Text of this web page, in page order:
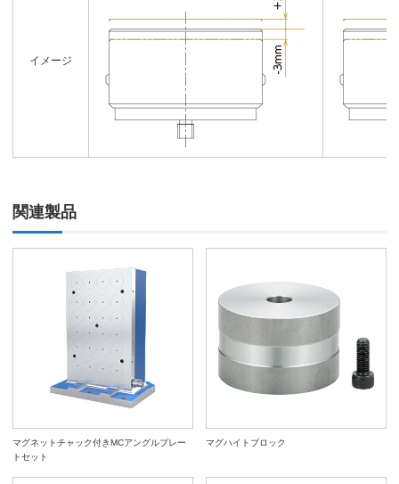
イメージ
関連製品
マグネットチャック付きMCアングルプレー
トセット
マグハイトブロック